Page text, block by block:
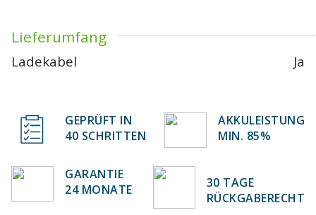
Lieferumfang
Ladekabel Ja
GEPRÜFT IN
40 SCHRITTEN
AKKULEISTUNG
MIN. 85%
GARANTIE
24 MONATE
30 TAGE
RÜCKGABERECHT